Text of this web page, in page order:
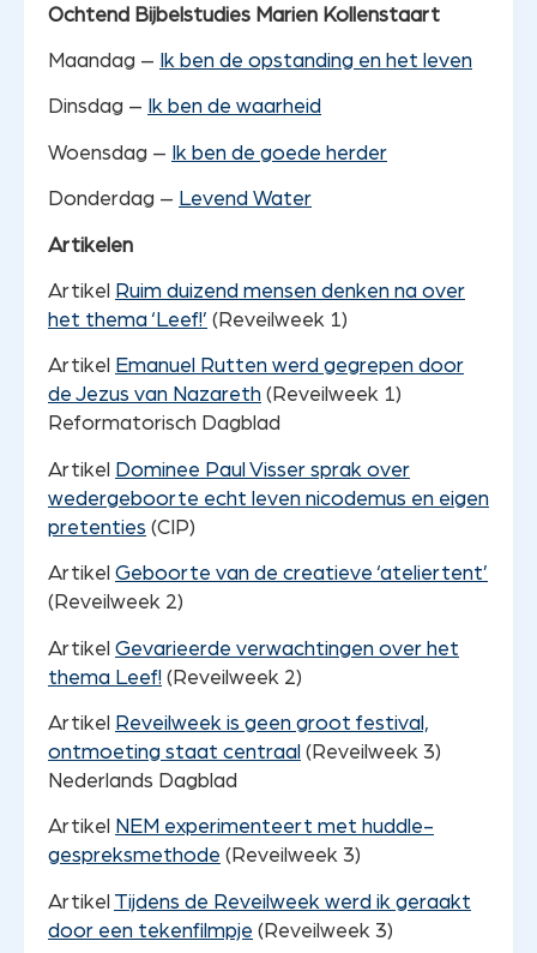
Ochtend Bijbelstudies Marien Kollenstaart
Maandag – Ik ben de opstanding en het leven
Dinsdag – Ik ben de waarheid
Woensdag – Ik ben de goede herder
Donderdag – Levend Water
Artikelen
Artikel
Ruim duizend mensen denken na over
het thema ‘Leef!’ (Reveilweek 1)
Artikel
Emanuel Rutten werd gegrepen door
de Jezus van Nazareth (Reveilweek 1)
Reformatorisch Dagblad
Artikel
Dominee Paul Visser sprak over
wedergeboorte echt leven nicodemus en eigen
pretenties (CIP)
Artikel Geboorte van de creatieve ‘ateliertent’
(Reveilweek 2)
Artikel Gevarieerde verwachtingen over het
thema Leef! (Reveilweek 2)
Artikel
Reveilweek is geen groot festival,
ontmoeting staat centraal (Reveilweek 3)
Nederlands Dagblad
Artikel
NEM experimenteert met huddle-
gespreksmethode (Reveilweek 3)
Artikel Tijdens de Reveilweek werd ik geraakt
door een tekenfilmpje (Reveilweek 3)